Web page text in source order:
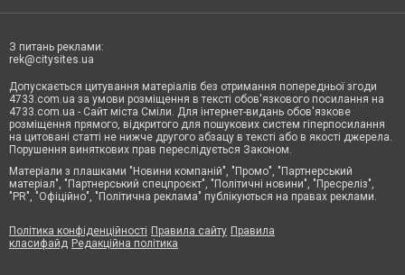
З питань реклами:
rek@citysites.ua
Допускається цитування матеріалів без отримання попередньої згоди
4733.com.ua за умови розміщення в тексті обов'язкового посилання на
4733.com.ua - Сайт міста Сміли. Для інтернет-видань обов'язкове
розміщення прямого, відкритого для пошукових систем гіперпосилання
на цитовані статті не нижче другого абзацу в тексті або в якості джерела.
Порушення виняткових прав переслідується Законом.
Матеріали з плашками "Новини компаній", "Промо", "Партнерський
матеріал", "Партнерський спецпроєкт", "Політичні новини", "Пресреліз",
"PR", "Офіційно", "Політична реклама" публікуються на правах реклами.
Політика конфіденційності Правила сайту Правила
класифайд Редакційна політика